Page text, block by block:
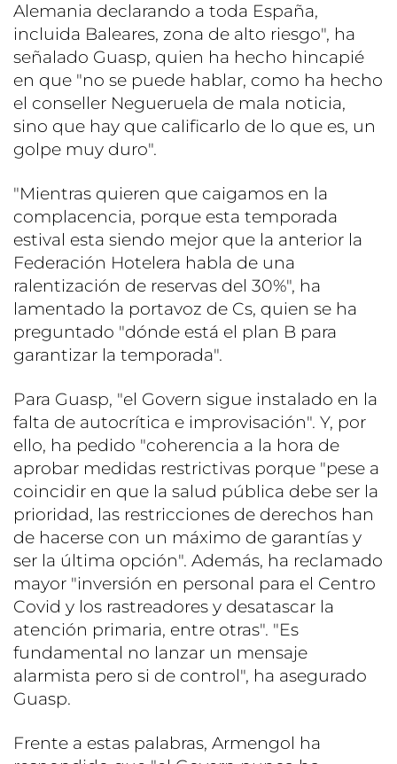
Alemania declarando a toda España,
incluida Baleares, zona de alto riesgo", ha
señalado Guasp, quien ha hecho hincapié
en que "no se puede hablar, como ha hecho
el conseller Negueruela de mala noticia,
sino que hay que calificarlo de lo que es, un
golpe muy duro".
"Mientras quieren que caigamos en la
complacencia, porque esta temporada
estival esta siendo mejor que la anterior la
Federación Hotelera habla de una
ralentización de reservas del 30%", ha
lamentado la portavoz de Cs, quien se ha
preguntado "dónde está el plan B para
garantizar la temporada".
Para Guasp, "el Govern sigue instalado en la
falta de autocrítica e improvisación". Y, por
ello, ha pedido "coherencia a la hora de
aprobar medidas restrictivas porque "pese a
coincidir en que la salud pública debe ser la
prioridad, las restricciones de derechos han
de hacerse con un máximo de garantías y
ser la última opción". Además, ha reclamado
mayor "inversión en personal para el Centro
Covid y los rastreadores y desatascar la
atención primaria, entre otras". "Es
fundamental no lanzar un mensaje
alarmista pero si de control", ha asegurado
Guasp.
Frente a estas palabras, Armengol ha